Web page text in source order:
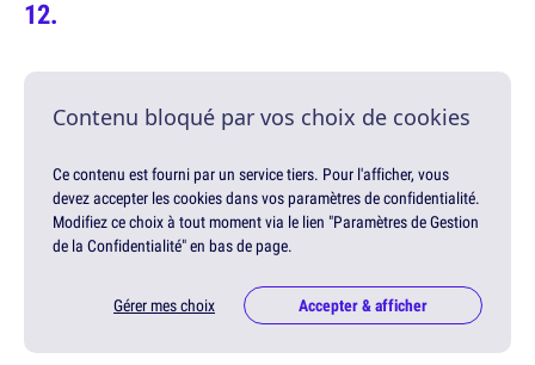
Contenu bloqué par vos choix de cookies
Ce contenu est fourni par un service tiers. Pour l'afficher, vous
devez accepter les cookies dans vos paramètres de confidentialité.
Modifiez ce choix à tout moment via le lien "Paramètres de Gestion
de la Confidentialité" en bas de page.
Gérer mes choix Accepter & afficher